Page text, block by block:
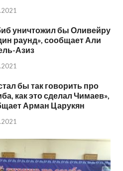
уничтожил бы Оливейру
раунд», сообщает Али
Азиз
бы так говорить про
как это сделал Чимаев»,
Арман Царукян